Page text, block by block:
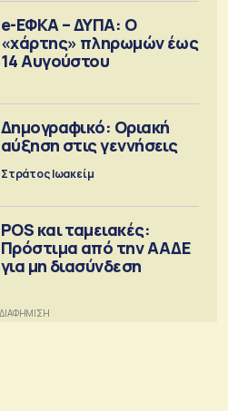
e-ΕΦΚΑ – ΔΥΠΑ: Ο
«χάρτης» πληρωμών έως
14 Αυγούστου
Δημογραφικό: Οριακή
αύξηση στις γεννήσεις
Στράτος Ιωακείμ
POS και ταμειακές:
Πρόστιμα από την ΑΑΔΕ
για μη διασύνδεση